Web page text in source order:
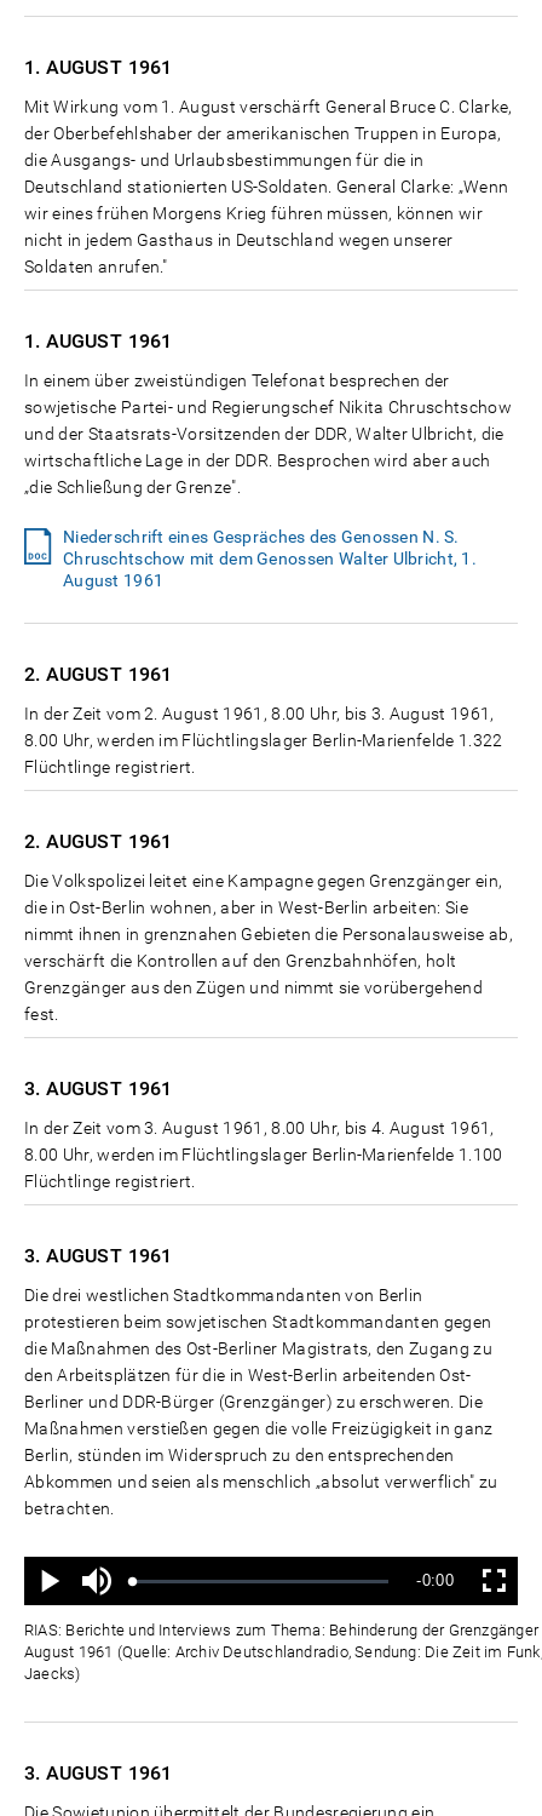
1. AUGUST 1961
Mit Wirkung vom 1. August verschärft General Bruce C. Clarke,
der Oberbefehlshaber der amerikanischen Truppen in Europa,
die Ausgangs- und Urlaubsbestimmungen für die in
Deutschland stationierten US-Soldaten. General Clarke: „Wenn
wir eines frühen Morgens Krieg führen müssen, können wir
nicht in jedem Gasthaus in Deutschland wegen unserer
Soldaten anrufen."
1. AUGUST 1961
In einem über zweistündigen Telefonat besprechen der
sowjetische Partei- und Regierungschef Nikita Chruschtschow
und der Staatsrats-Vorsitzenden der DDR, Walter Ulbricht, die
wirtschaftliche Lage in der DDR. Besprochen wird aber auch
„die Schließung der Grenze".
Niederschrift eines Gespräches des Genossen N. S.
Chruschtschow mit dem Genossen Walter Ulbricht, 1.
August 1961
2. AUGUST 1961
In der Zeit vom 2. August 1961, 8.00 Uhr, bis 3. August 1961,
8.00 Uhr, werden im Flüchtlingslager Berlin-Marienfelde 1.322
Flüchtlinge registriert.
2. AUGUST 1961
Die Volkspolizei leitet eine Kampagne gegen Grenzgänger ein,
die in Ost-Berlin wohnen, aber in West-Berlin arbeiten: Sie
nimmt ihnen in grenznahen Gebieten die Personalausweise ab,
verschärft die Kontrollen auf den Grenzbahnhöfen, holt
Grenzgänger aus den Zügen und nimmt sie vorübergehend
fest.
3. AUGUST 1961
In der Zeit vom 3. August 1961, 8.00 Uhr, bis 4. August 1961,
8.00 Uhr, werden im Flüchtlingslager Berlin-Marienfelde 1.100
Flüchtlinge registriert.
3. AUGUST 1961
Die drei westlichen Stadtkommandanten von Berlin
protestieren beim sowjetischen Stadtkommandanten gegen
die Maßnahmen des Ost-Berliner Magistrats, den Zugang zu
den Arbeitsplätzen für die in West-Berlin arbeitenden Ost-
Berliner und DDR-Bürger (Grenzgänger) zu erschweren. Die
Maßnahmen verstießen gegen die volle Freizügigkeit in ganz
Berlin, stünden im Widerspruch zu den entsprechenden
Abkommen und seien als menschlich „absolut verwerflich" zu
betrachten.
Wiedergabe
Ton
aus
Geladen:
Status:
Verbleibende
Zeit
-0:00 Vollbild
RIAS: Berichte und Interviews zum Thema: Behinderung der
August 1961 (Quelle: Archiv Deutschlandradio, Sendung: Die Zeit im
Jaecks)
3. AUGUST 1961